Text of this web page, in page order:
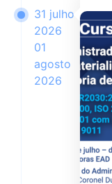
31 julho
2026
01
agosto
2026